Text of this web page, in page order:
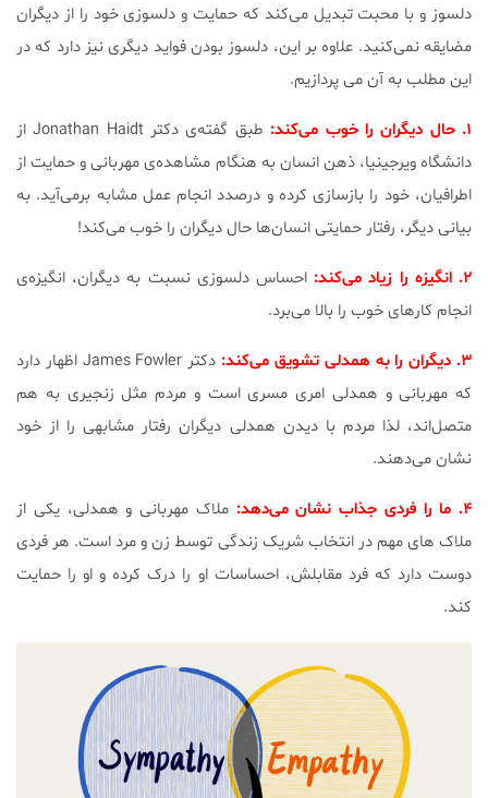
دلسوز و با محبت تبدیل می‌کند که حمایت و دلسوزی خود را از دیگران
مضایقه نمی‌کنید. علاوه بر این، دلسوز بودن فواید دیگری نیز دارد که در
این مطلب به آن می پردازیم.
۱. حال دیگران را خوب می‌کند:
طبق گفته‌ی دکتر Jonathan Haidt از
دانشگاه ویرجینیا، ذهن انسان به هنگام مشاهده‌ی مهربانی و حمایت از
اطرافیان، خود را بازسازی کرده و درصدد انجام عمل مشابه برمی‌آید. به
بیانی دیگر، رفتار حمایتی انسان‌ها حال دیگران را خوب می‌کند!
۲. انگیزه را زیاد می‌کند:
احساس دلسوزی نسبت به دیگران، انگیزه‌ی
انجام کار‌های خوب را بالا می‌برد.
۳. دیگران را به همدلی تشویق می‌کند:
دکتر James Fowler اظهار دارد
که مهربانی و همدلی امری مسری است و مردم مثل زنجیری به هم
متصل‌اند، لذا مردم با دیدن همدلی دیگران رفتار مشابهی را از خود
نشان می‌دهند.
۴. ما را فردی جذاب نشان می‌دهد:
ملاک مهربانی و همدلی، یکی از
ملاک های مهم در انتخاب شریک زندگی توسط زن و مرد است. هر فردی
دوست دارد که فرد مقابلش، احساسات او را درک کرده و او را حمایت
کند.